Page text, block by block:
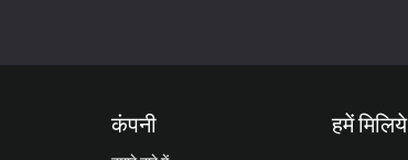
कंपनी हमें मिलिये